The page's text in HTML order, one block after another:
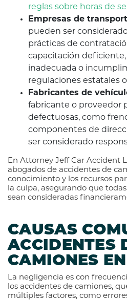
reglas sobre horas de
Empresas de
pueden ser
prácticas de
capacitación
inadecuada o
regulaciones estatales
Fabricantes de
fabricante o proveedor
defectuosas, como
componentes de
ser considerado
En Attorney Jeff Car Accident
abogados de accidentes de
conocimiento y los recursos
la culpa, asegurando que
sean consideradas
CAUSAS
ACCIDENTES
CAMIONES
La negligencia es con
los accidentes de camiones,
múltiples factores, como